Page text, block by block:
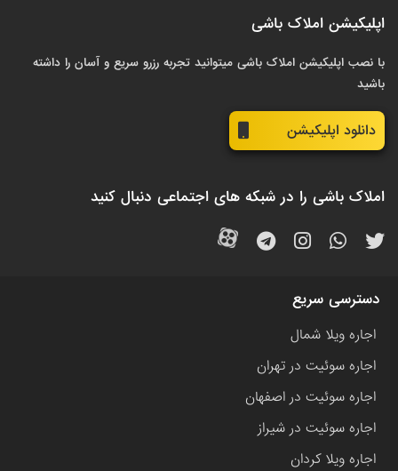
اپلیکیشن املاک باشی
با نصب اپلیکیشن املاک باشی میتوانید تجربه رزرو سریع و آسان را داشته
باشید
دانلود اپلیکیشن
املاک باشی را در شبکه های اجتماعی دنبال کنید
دسترسی سریع
اجاره ویلا شمال
اجاره سوئیت در تهران
اجاره سوئیت در اصفهان
اجاره سوئیت در شیراز
اجاره ویلا کردان